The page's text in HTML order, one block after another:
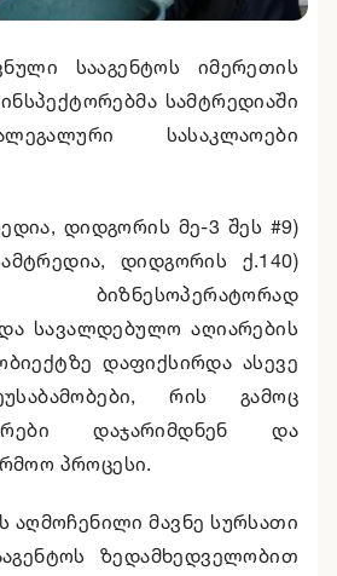
სააგენტოს იმერეთის
სამტრედიაში
სასაკლაოები
დიდგორის მე-3 შეს #9)
დიდგორის ქ.140)
ბიზნესოპერატორად
სავალდებულო აღიარების
დაფიქსირდა ასევე
რის გამოც
დაჯარიმდნენ და
პროცესი.
აღმოჩენილი მავნე სურსათი
ზედამხედველობით